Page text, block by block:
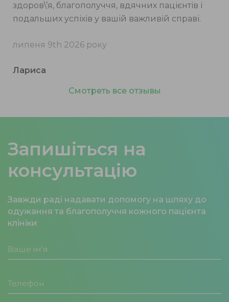
здоров\’я, благополуччя, вдячних пацієнтів і
подальших успіхів у вашій важливій справі.
липеня 9th 2026 року
Лариса
Смотреть все отзывы
Запишіться на
консультацію
Завжди раді надавати допомогу на шляху до
одужання та благополуччя кожного пацієнта
клініки